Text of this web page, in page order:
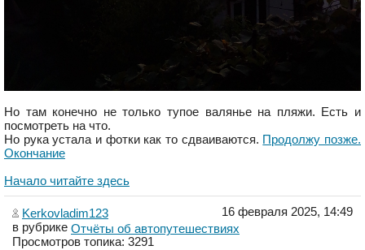
Но там конечно не только тупое валянье на пляжи. Есть и
посмотреть на что.
Но рука устала и фотки как то сдваиваются. Продолжу позже.
Окончание
Начало читайте здесь
Kerkovladim123
16 февраля 2025, 14:49
в рубрике Отчёты об автопутешествиях
Просмотров топика: 3291